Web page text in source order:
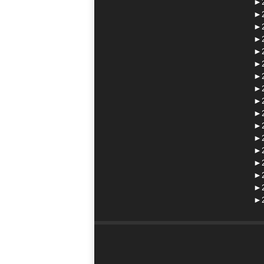
►
►
►
►
►
►
►
►
►
►
►
►
►
►
►
►